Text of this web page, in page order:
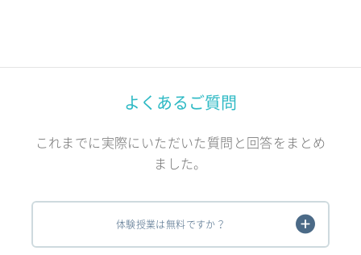
よくあるご質問
これまでに実際にいただいた質問と回答をまとめ
ました。
体験授業は無料ですか？